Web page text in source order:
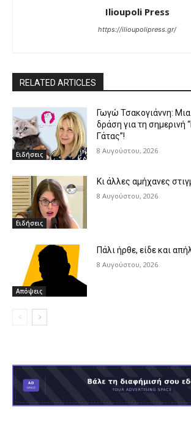
Ilioupoli Press
https://ilioupolipress.gr/
RELATED ARTICLES
Ειδήσεις
Γωγώ Τσακογιάννη:
δράση για τη σημερινή
Γάτας”!
8 Αυγούστου, 2026
Ειδήσεις
Κι άλλες αμήχανες
8 Αυγούστου, 2026
Απόψεις
Πάλι ήρθε, είδε και
8 Αυγούστου, 2026